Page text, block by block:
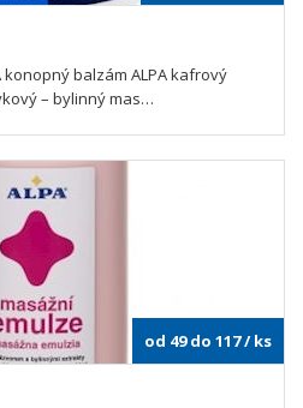
konopný balzám ALPA kafrový
– bylinný mas…
od 49 do 117/ ks